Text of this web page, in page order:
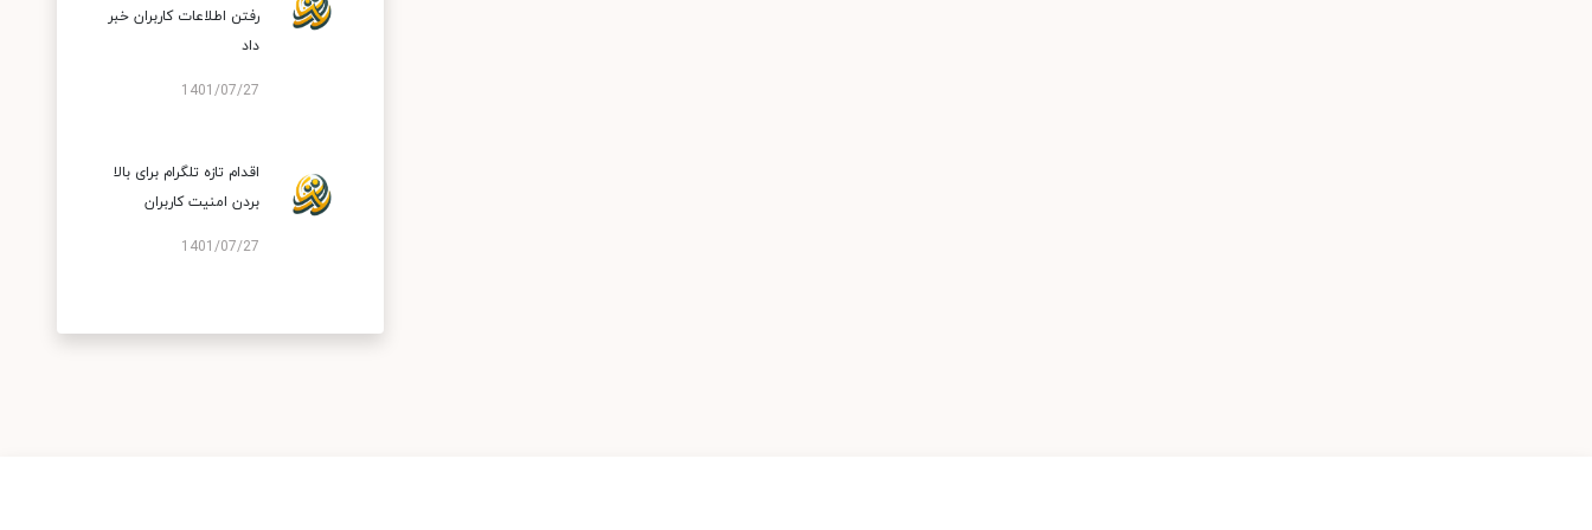
رفتن اطلاعات کاربران خبر
داد
1401/07/27
اقدام تازه تلگرام برای بالا
بردن امنیت کاربران
1401/07/27